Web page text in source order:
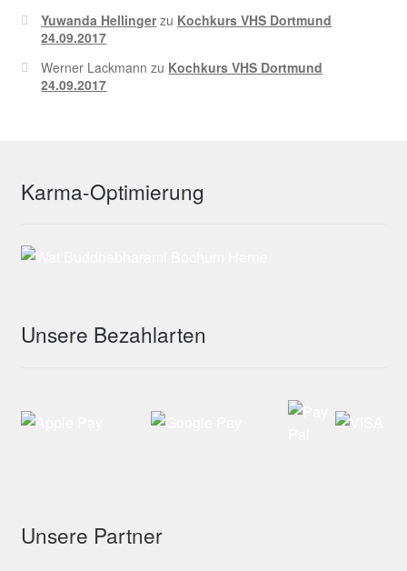
Yuwanda Hellingerzu Kochkurs VHS Dortmund
24.09.2017
Werner Lackmann zu Kochkurs VHS Dortmund
24.09.2017
Karma-Optimierung
Unsere Bezahlarten
Unsere Partner